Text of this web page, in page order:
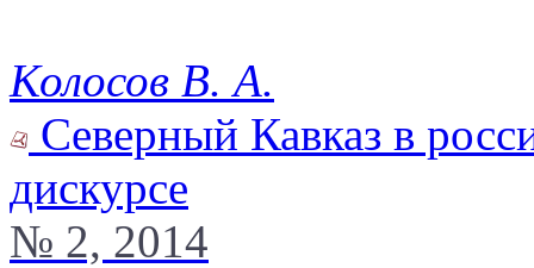
Колосов В. А.
Северный Кавказ в
дискурсе
№ 2, 2014